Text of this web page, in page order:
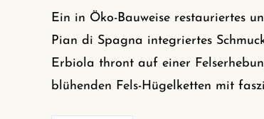
Ein in Öko-Bauweise restauriertes
Pian di Spagna integriertes
Erbiola thront auf einer
blühenden Fels-Hügelketten mit